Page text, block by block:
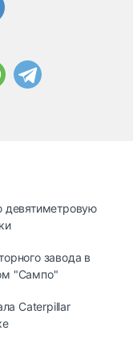
девятиметровую
завода в
"Сампо"
Caterpillar